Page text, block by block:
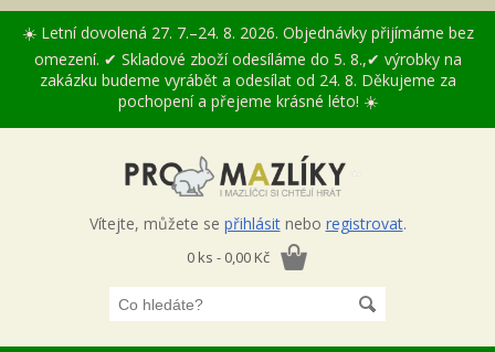
☀️ Letní dovolená 27. 7.–24. 8. 2026. Objednávky přijímáme bez
omezení. ✔ Skladové zboží odesíláme do 5. 8.,✔ výrobky na
zakázku budeme vyrábět a odesílat od 24. 8. Děkujeme za
pochopení a přejeme krásné léto! ☀️
Vítejte, můžete se přihlásitnebo registrovat.
0 ks - 0,00 Kč